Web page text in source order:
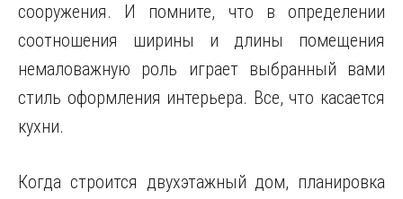
сооружения. И помните, что в определении
соотношения ширины и длины помещения
немаловажную роль играет выбранный вами
стиль оформления интерьера. Все, что касается
кухни.
Когда строится двухэтажный дом, планировка